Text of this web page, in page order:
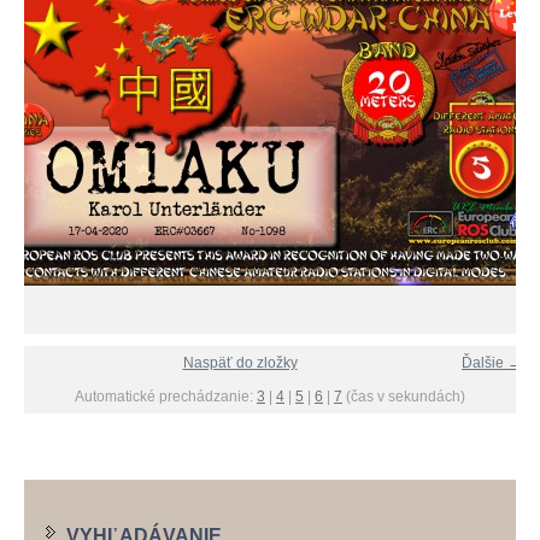
Ďalšie →
Naspäť do zložky
Automatické prechádzanie: 3 4 5 6 7 (čas v sekundách)
VYHĽADÁVANIE